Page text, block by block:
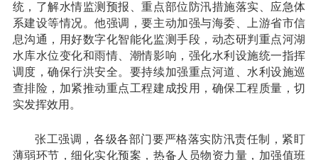
统，了解水情监测预报、重点部位防汛措施落实、应急体
系建设等情况。他强调，要主动加强与海委、上游省市信
息沟通，用好数字化智能化监测手段，动态研判重点河湖
水库水位变化和雨情、潮情影响，强化水利设施统一指挥
调度，确保行洪安全。要持续加强重点河道、水利设施巡
查排险，加紧推动重点工程建成投用，确保工程质量，切
实发挥效用。
张工强调，各级各部门要严格落实防汛责任制，紧盯
薄弱环节，细化实化预案，热备人员物资力量，加强值班